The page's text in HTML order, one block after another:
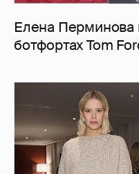
Елена
ботфортах Tom